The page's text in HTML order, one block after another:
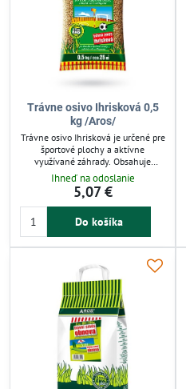
Trávne osivo Ihrisková 0,5
kg /Aros/
Trávne osivo Ihrisková je určené pre
športové plochy a aktívne
využívané záhrady. Obsahuje
odolné druhy tráv odolávajúce
zošliapaniu. Zabezpečuje pevný a
odolný trávnik pri pravidelnej
starostlivosti, zavlažovaní a
hnojení. Ideálne pre závlahové
plochy.
Ihneď na odoslanie
5,07 €
Do košíka